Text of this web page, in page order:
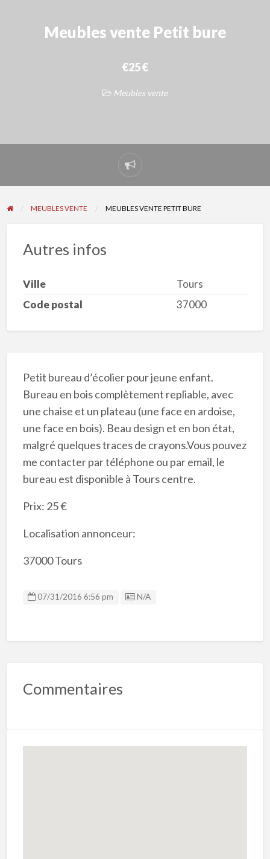
Meubles vente Petit bure
€25 €
Meubles vente
Signaler
un
problème
MEUBLES VENTE MEUBLES VENTE PETIT BURE
Autres infos
Ville
Tours
Code postal
37000
Petit bureau d’écolier pour jeune enfant.
Bureau en bois complètement repliable, avec
une chaise et un plateau (une face en ardoise,
une face en bois). Beau design et en bon état,
malgré quelques traces de crayons.Vous pouvez
me contacter par téléphone ou par email, le
bureau est disponible à Tours centre.
Prix: 25 €
Localisation annonceur:
37000 Tours
07/31/2016 6:56 pm Listing ID
N/A
Commentaires